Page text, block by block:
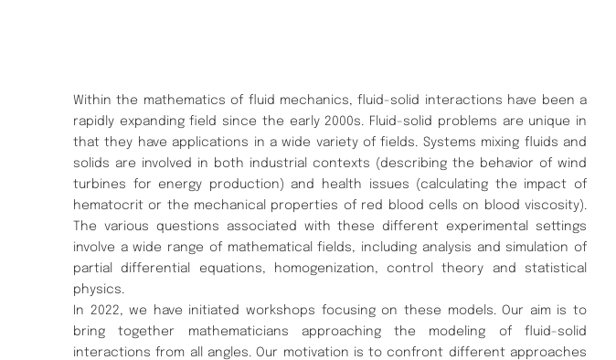
Within the mathematics of fluid mechanics, fluid-solid interactions have been a
rapidly expanding field since the early 2000s. Fluid-solid problems are unique in
that they have applications in a wide variety of fields. Systems mixing fluids and
solids are involved in both industrial contexts (describing the behavior of wind
turbines for energy production) and health issues (calculating the impact of
hematocrit or the mechanical properties of red blood cells on blood viscosity).
The various questions associated with these different experimental settings
involve a wide range of mathematical fields, including analysis and simulation of
partial differential equations, homogenization, control theory and statistical
physics.
In 2022, we have initiated workshops focusing on these models. Our aim is to
bring together mathematicians approaching the modeling of fluid-solid
interactions from all angles. Our motivation is to confront different approaches